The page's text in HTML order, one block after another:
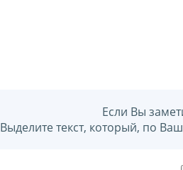
Если Вы
Выделите текст, который, по